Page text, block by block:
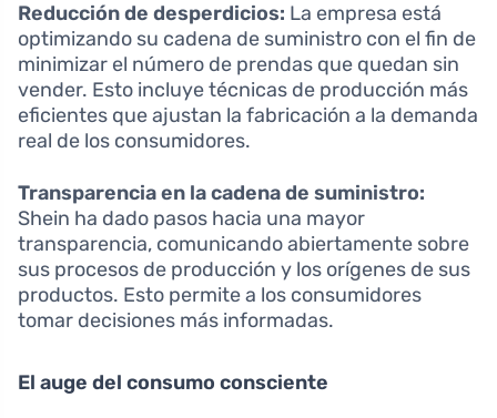
Reducción de desperdicios: La empresa está
optimizando su cadena de suministro con el fin de
minimizar el número de prendas que quedan sin
vender. Esto incluye técnicas de producción más
eficientes que ajustan la fabricación a la demanda
real de los consumidores.
Transparencia en la cadena de suministro:
Shein ha dado pasos hacia una mayor
transparencia, comunicando abiertamente sobre
sus procesos de producción y los orígenes de sus
productos. Esto permite a los consumidores
tomar decisiones más informadas.
El auge del consumo consciente